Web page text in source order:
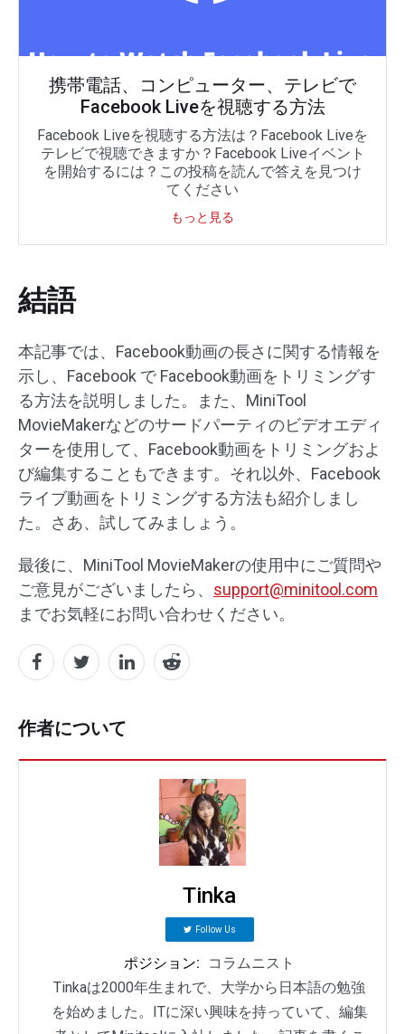
携帯電話、コンピューター、テレビで
Facebook Liveを視聴する方法
Facebook Liveを視聴する方法は？Facebook Liveを
テレビで視聴できますか？Facebook Liveイベント
を開始するには？この投稿を読んで答えを見つけ
てください
もっと見る
結語
本記事では、Facebook動画の長さに関する情報を
示し、Facebook で Facebook動画をトリミングす
る方法を説明しました。また、MiniTool
MovieMakerなどのサードパーティのビデオエディ
ターを使用して、Facebook動画をトリミングおよ
び編集することもできます。それ以外、Facebook
ライブ動画をトリミングする方法も紹介しまし
た。さあ、試してみましょう。
最後に、MiniTool MovieMakerの使用中にご質問や
ご意見がございましたら、 support@minitool.com
までお気軽にお問い合わせください。
作者について
Tinka
Follow Us
ポジション:
コラムニスト
Tinkaは2000年生まれで、大学から日本語の勉強
を始めました。ITに深い興味を持っていて、編集